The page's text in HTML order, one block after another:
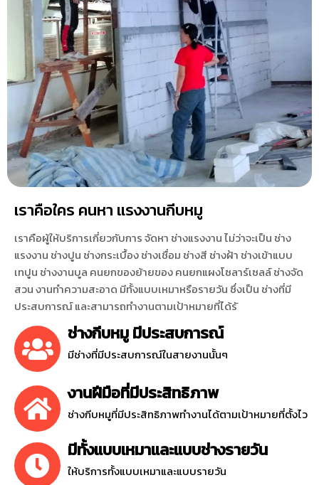
เราคือใคร คนหา แรงงานกีบหมู
เราคือผู้ให้บริการเกี่ยวกับการ จัดหา ช่างแรงงาน ไม่ว่าจะเป็น ช่าง
แรงงาน ช่างปูน ช่างกระเบื้อง ช่างเชื่อม ช่างสี ช่างฝ้า ช่างเข้าแบบ
เทปูน ช่างงานบูล คนยกของย้ายของ คนยกแผงโซลาร์เซลล์ ช่างจัด
สวน งานทำความสะอาด มีทั้งแบบเหมาหรือรายวัน ซึ่งเป็น ช่างที่มี
ประสบการณ์ และสามารถทำงานตามเป้าหมายที่ได้รั
ช่างกีบหมู มีประสบการณ์
มีช่างที่มีประสบการณ์ในสายงานนั้นๆ
งานฝีมือที่มีประสิทธิภาพ
ช่างกีบหมูที่มีประสิทธิภาพทำงานได้ตามเป้าหมายที่ตั้งไว
มีทั้งแบบเหมาและแบบช่างรายวัน
ให้บริการทั้งแบบเหมาและแบบรายวัน